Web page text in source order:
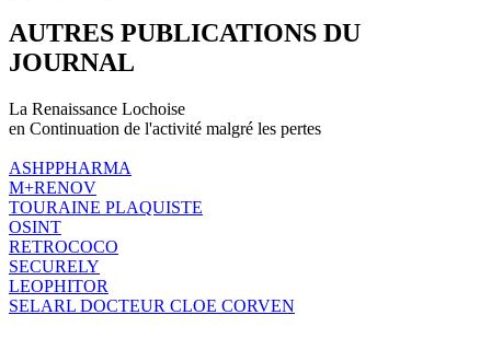
AUTRES PUBLICATIONS DU
JOURNAL
La Renaissance Lochoise
en Continuation de l'activité malgré les pertes
ASHPPHARMA
M+RENOV
TOURAINE PLAQUISTE
OSINT
RETROCOCO
SECURELY
LEOPHITOR
SELARL DOCTEUR CLOE CORVEN